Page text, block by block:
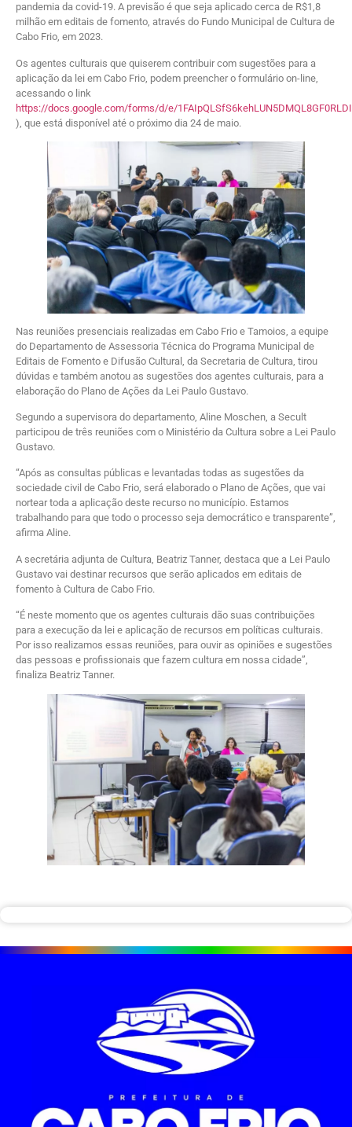
pandemia da covid-19. A previsão é que seja aplicado cerca de R$1,8
milhão em editais de fomento, através do Fundo Municipal de Cultura de
Cabo Frio, em 2023.
Os agentes culturais que quiserem contribuir com sugestões para a
aplicação da lei em Cabo Frio, podem preencher o formulário on-line,
acessando o link
https://docs.google.com/forms/d/e/
), que está disponível até o próximo dia 24 de maio.
Nas reuniões presenciais realizadas em Cabo Frio e Tamoios, a equipe
do Departamento de Assessoria Técnica do Programa Municipal de
Editais de Fomento e Difusão Cultural, da Secretaria de Cultura, tirou
dúvidas e também anotou as sugestões dos agentes culturais, para a
elaboração do Plano de Ações da Lei Paulo Gustavo.
Segundo a supervisora do departamento, Aline Moschen, a Secult
participou de três reuniões com o Ministério da Cultura sobre a Lei Paulo
Gustavo.
“Após as consultas públicas e levantadas todas as sugestões da
sociedade civil de Cabo Frio, será elaborado o Plano de Ações, que vai
nortear toda a aplicação deste recurso no município. Estamos
trabalhando para que todo o processo seja democrático e transparente”,
afirma Aline.
A secretária adjunta de Cultura, Beatriz Tanner, destaca que a Lei Paulo
Gustavo vai destinar recursos que serão aplicados em editais de
fomento à Cultura de Cabo Frio.
“É neste momento que os agentes culturais dão suas contribuições
para a execução da lei e aplicação de recursos em políticas culturais.
Por isso realizamos essas reuniões, para ouvir as opiniões e sugestões
das pessoas e profissionais que fazem cultura em nossa cidade”,
finaliza Beatriz Tanner.